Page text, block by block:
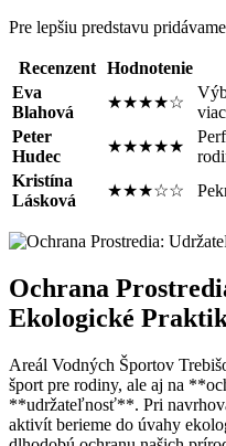
Pre lepšiu​ predstavu
Recenzent Hodnotenie
Eva ​
Blahová
★★★★☆
Peter
Hudec
★★★★★
Kristína‍
Lásková
★★★☆☆
Ochrana
Ekologické
Areál Vodných Športov
šport‍ pre rodiny, ale aj na
**udržateľnosť**. Pri
‍aktivít berieme do úvahy